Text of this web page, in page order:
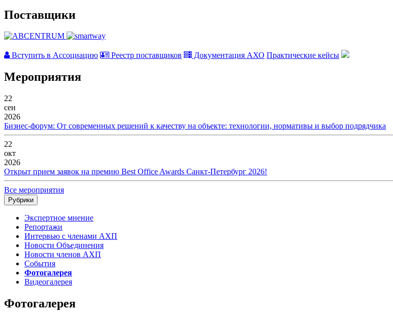
Поставщики
Вступить в Ассоциацию Реестр поставщиков Документация АХО Практические кейсы
Мероприятия
22
сен
2026
Бизнес-форум: От современных решений к качеству на объекте: технологии, нормативы и выбор подрядчика
22
окт
2026
Открыт прием заявок на премию Best Office Awards Санкт-Петербург 2026!
Все мероприятия
Рубрики
Экспертное мнение
Репортажи
Интервью с членами АХП
Новости Объединения
Новости членов АХП
События
Фотогалерея
Видеогалерея
Фотогалерея